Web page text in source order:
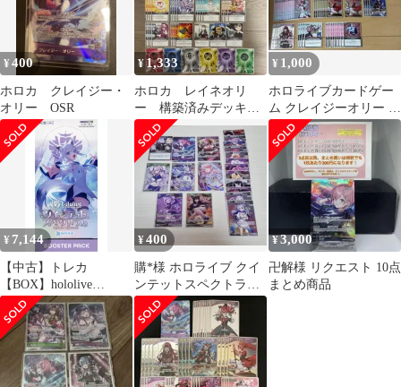
¥400
ホロカ クレイジー・
オリー OSR
¥1,333
ホロカ レイネオリ
ー 構築済みデッキパ
ーツ まとめ エール
付き ６Ｃレイネ
¥ 1,000
ホロライブカードゲー
ム クレイジーオリー デ
ッキパーツ SR OSRあ
り
¥ 7,144
【中古】トレカ
【BOX】hololive
OFFICIAL CARD
GAME ブースターパッ
ク第2弾 クインテット
スペクトラム
¥400
購*︎様 ホロライブ クイ
ンテットスペクトラ
ム 白上フブキ RR他
まとめ売り
¥3,000
卍解様 リクエスト 10点
まとめ商品